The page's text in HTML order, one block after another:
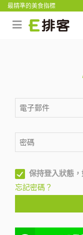
最精準的美食指標
保持登入狀態
忘記密碼？